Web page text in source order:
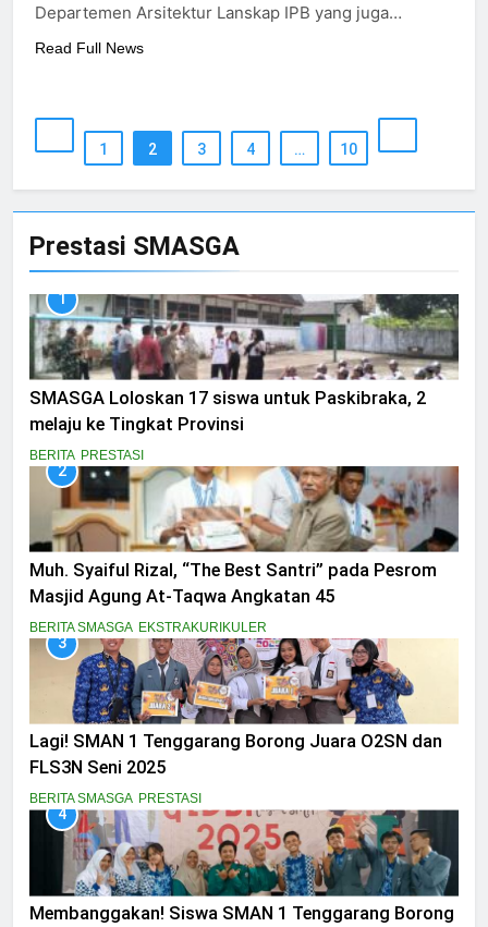
Prestasi SMASGA
1
SMASGA Loloskan 17 siswa untuk Paskibraka, 2
melaju ke Tingkat Provinsi
BERITA PRESTASI
2
Muh. Syaiful Rizal, “The Best Santri” pada Pesrom
Masjid Agung At-Taqwa Angkatan 45
BERITA SMASGA EKSTRAKURIKULER
3
Lagi! SMAN 1 Tenggarang Borong Juara O2SN dan
FLS3N Seni 2025
BERITA SMASGA PRESTASI
4
Membanggakan! Siswa SMAN 1 Tenggarang Borong
Departemen Arsitektur Lanskap IPB yang juga…
Read Full News
1 2 3 4 … 10